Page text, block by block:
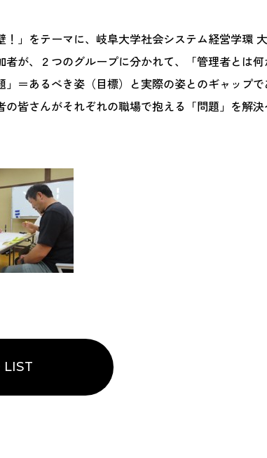
」をテーマに、岐阜大学社会システム経営学環
が、２つのグループに分かれて、「管理者とは何
＝あるべき姿（目標）と実際の姿とのギャップで
皆さんがそれぞれの職場で抱える「問題」を解決
LIST